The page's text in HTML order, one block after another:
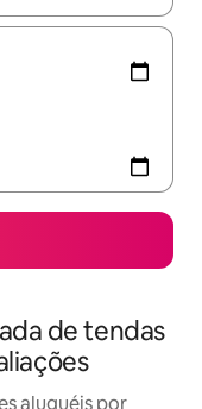
de tendas
aluguéis por